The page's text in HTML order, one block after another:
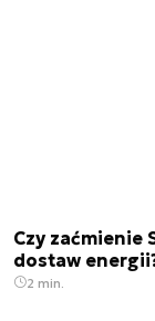
Czy zaćmienie
dostaw
2 min.